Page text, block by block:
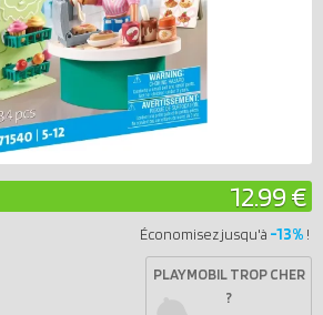
12.99 €
Économisez jusqu'à -13% !
PLAYMOBIL TROP CHER
?